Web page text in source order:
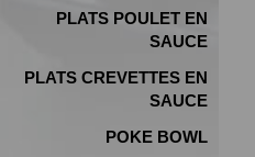
PLATS POULET EN
SAUCE
PLATS CREVETTES EN
SAUCE
POKE BOWL